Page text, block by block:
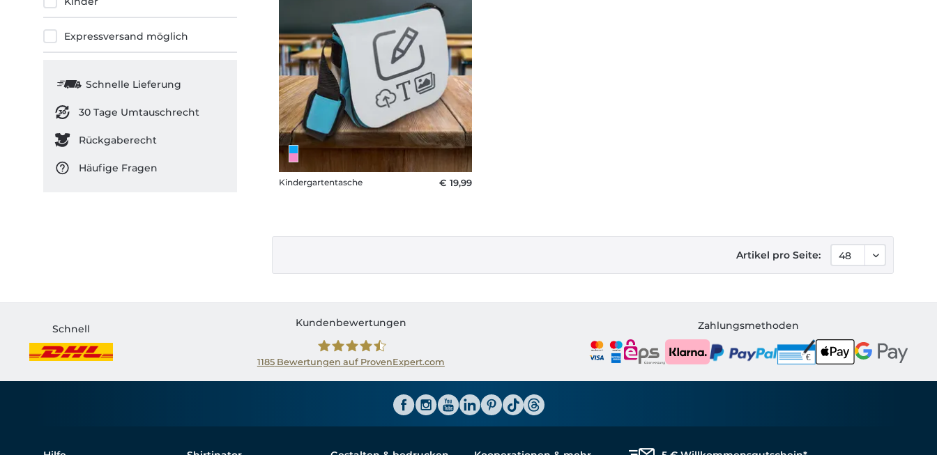
Expressversand möglich
Schnelle Lieferung
30 Tage Umtauschrecht
Rückgaberecht
Häufige Fragen
Kindergartentasche € 19,99
Artikel pro Seite:
Schnell
Kundenbewertungen
1185Bewertungen auf ProvenExpert.com
Zahlungsmethoden